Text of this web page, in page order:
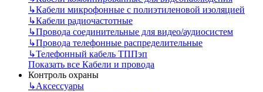
↳Кабели микрофонные с полиэтиленовой изоляцией
↳Кабели радиочастотные
↳Провода соединительные для видео/аудиосистем
↳Провода телефонные распределительные
↳Телефонный кабель ТППэп
Показать все Кабели и провода
Контроль охраны
↳Аксессуары